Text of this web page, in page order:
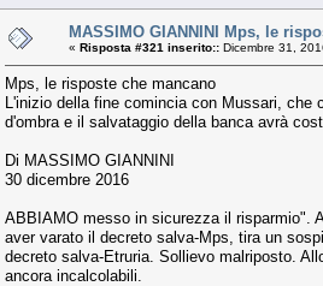
MASSIMO GIANNINI Mps, le
« Risposta #321 inserito:: Dicembre 31,
Mps, le risposte che mancano
L'inizio della fine comincia con Mussari, che
d'ombra e il salvataggio della banca avrà
Di MASSIMO GIANNINI
30 dicembre 2016
ABBIAMO messo in sicurezza il risparmio".
aver varato il decreto salva-Mps, tira un
decreto salva-Etruria. Sollievo malriposto.
ancora incalcolabili.